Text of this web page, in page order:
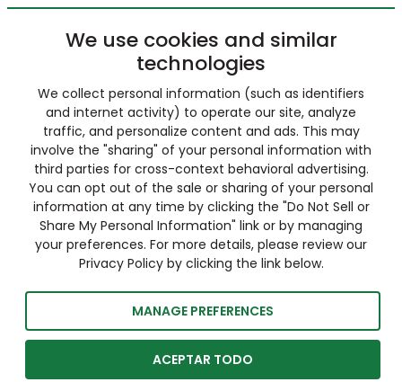
We use cookies and similar
technologies
We collect personal information (such as identifiers
and internet activity) to operate our site, analyze
traffic, and personalize content and ads. This may
involve the "sharing" of your personal information with
third parties for cross-context behavioral advertising.
You can opt out of the sale or sharing of your personal
information at any time by clicking the "Do Not Sell or
Share My Personal Information" link or by managing
your preferences. For more details, please review our
Privacy Policy by clicking the link below.
MANAGE PREFERENCES
ACEPTAR TODO